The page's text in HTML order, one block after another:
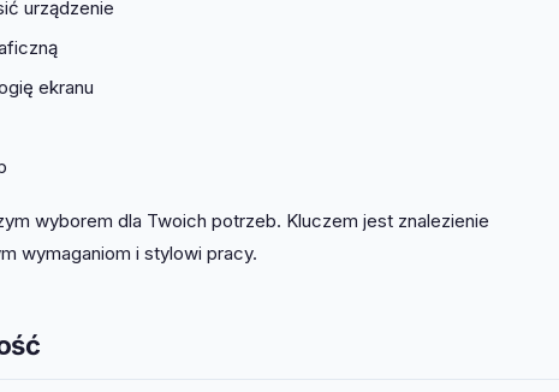
urządzenie
ekranu
wyborem dla Twoich potrzeb. Kluczem jest znalezienie
wymaganiom i stylowi pracy.